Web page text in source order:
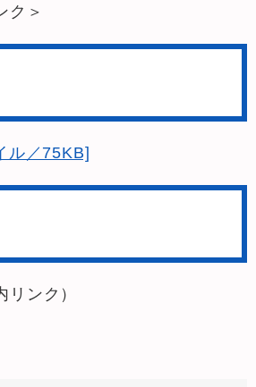
ク＞
ル／75KB]
リンク）